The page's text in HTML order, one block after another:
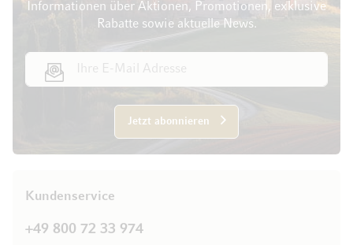
Informationen über Aktionen, Promotionen, exklusive
Rabatte sowie aktuelle News.
Jetzt abonnieren
Kundenservice
+49 800 72 33 974